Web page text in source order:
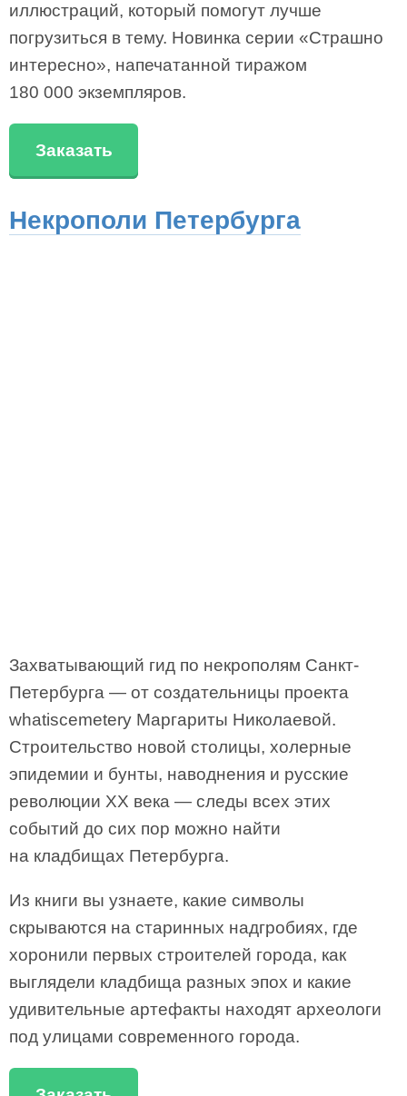
иллюстраций, который помогут лучше
погрузиться в тему. Новинка серии «Страшно
интересно», напечатанной тиражом
180 000 экземпляров.
Заказать
Некрополи Петербурга
Захватывающий гид по некрополям Санкт-
Петербурга — от создательницы проекта
whatiscemetery Маргариты Николаевой.
Строительство новой столицы, холерные
эпидемии и бунты, наводнения и русские
революции XX века — следы всех этих
событий до сих пор можно найти
на кладбищах Петербурга.
Из книги вы узнаете, какие символы
скрываются на старинных надгробиях, где
хоронили первых строителей города, как
выглядели кладбища разных эпох и какие
удивительные артефакты находят археологи
под улицами современного города.